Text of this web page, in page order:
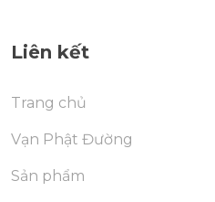
Liên kết
Trang chủ
Vạn Phật Đường
Sản phẩm